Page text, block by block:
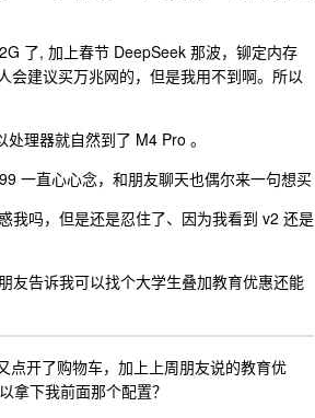
了, 加上春节 DeepSeek 那波，铆定内存
会建议买万兆网的，但是我用不到啊。所以
理器就自然到了 M4 Pro 。
一直心心念，和朋友聊天也偶尔来一句想买
我吗，但是还是忍住了、因为我看到 v2 还是
友告诉我可以找个大学生叠加教育优惠还能
点开了购物车，加上上周朋友说的教育优
拿下我前面那个配置？